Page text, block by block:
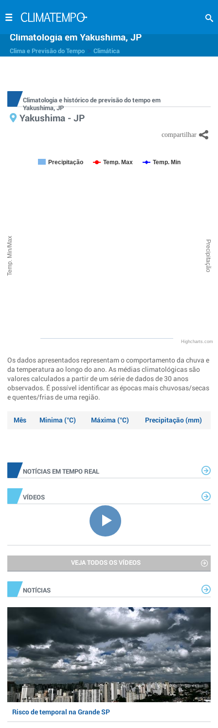
Climatologia em Yakushima, JP
Clima e Previsão do Tempo Climática
Climatologia e histórico de previsão do tempo em
Yakushima, JP
Yakushima - JP
Temp. Min/Max Precipitação
Precipitação Temp. Max Temp. Min
Highcharts.com
Os dados apresentados representam o comportamento da chuva e
da temperatura ao longo do ano. As médias climatológicas são
valores calculados a partir de um série de dados de 30 anos
observados. É possível identificar as épocas mais chuvosas/secas
e quentes/frias de uma região.
Mês Minima (°C) Máxima (°C) Precipitação (mm)
NOTÍCIAS EM TEMPO REAL
VÍDEOS
VEJA TODOS OS VÍDEOS
NOTÍCIAS
Risco de temporal na Grande SP